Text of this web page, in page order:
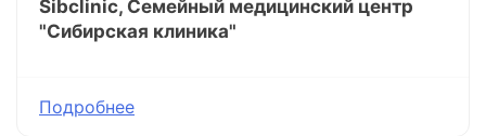
Sibclinic, Семейный медицинский центр
"Сибирская клиника"
Подробнее